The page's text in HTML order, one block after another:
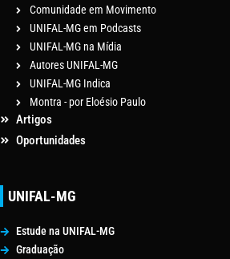
Comunidade em Movimento
UNIFAL-MG em Podcasts
UNIFAL-MG na Mídia
Autores UNIFAL-MG
UNIFAL-MG Indica
Montra - por Eloésio Paulo
Artigos
Oportunidades
UNIFAL-MG
Estude na UNIFAL-MG
Graduação